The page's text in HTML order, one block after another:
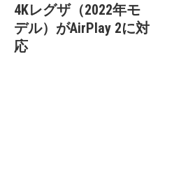
4Kレグザ（2022年モ
デル）がAirPlay 2に対
応